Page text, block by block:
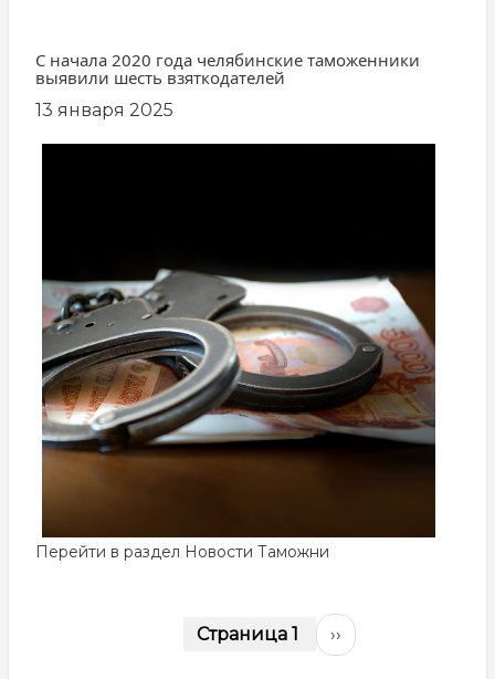
С начала 2020 года челябинские таможенники
выявили шесть взяткодателей
13 января 2025
Перейти в раздел Новости Таможни
Страница 1
Следующая
страница
››